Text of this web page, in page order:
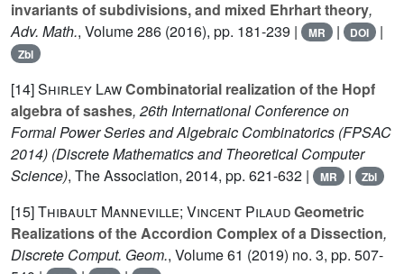
invariants of subdivisions, and mixed Ehrhart theory,
Adv. Math., Volume 286 (2016), pp. 181-239 | MR | DOI |
Zbl
[14]Shirley LawCombinatorial realization of the Hopf
algebra of sashes, 26th International Conference on
Formal Power Series and Algebraic Combinatorics (FPSAC
2014) (Discrete Mathematics and Theoretical Computer
Science), The Association, 2014, pp. 621-632 | MR | Zbl
[15]Thibault Manneville; Vincent PilaudGeometric
Realizations of the Accordion Complex of a Dissection,
Discrete Comput. Geom., Volume 61 (2019) no. 3, pp. 507-